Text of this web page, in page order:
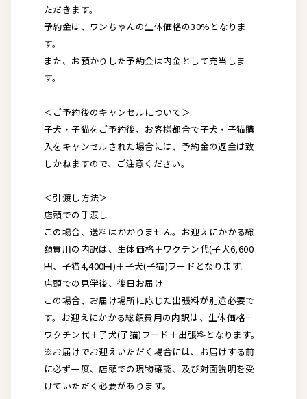
ただきます。
予約金は、ワンちゃんの生体価格の30%となりま
す。
また、お預かりした予約金は内金として充当しま
す。
＜ご予約後のキャンセルについて＞
子犬・子猫をご予約後、お客様都合で子犬・子猫購
入をキャンセルされた場合には、予約金の返金は致
しかねますので、ご注意ください。
＜引渡し方法＞
店頭での手渡し
この場合、送料はかかりません。お迎えにかかる総
額費用の内訳は、生体価格＋ワクチン代(子犬6,600
円、子猫4,400円)＋子犬(子猫)フードとなります。
店頭での見学後、後日お届け
この場合、お届け場所に応じた出張料が別途必要で
す。お迎えにかかる総額費用の内訳は、生体価格＋
ワクチン代＋子犬(子猫)フード＋出張料となります。
※お届けでお迎えいただく場合には、お届けする前
に必ず一度、店頭での現物確認、及び対面説明を受
けていただく必要があります。